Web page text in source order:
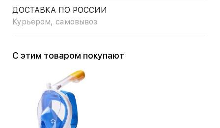
ДОСТАВКА ПО РОССИИ
Курьером, самовывоз
С этим товаром покупают